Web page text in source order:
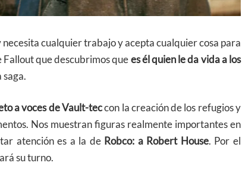
cualquier trabajo y acepta cualquier cosa para
que descubrimos que es él quien le da vida a los
a voces de Vault-teccon la creación de los refugios y
Nos muestran figuras realmente importantes en
atención es a la de Robco: a Robert House. Por el
su turno.